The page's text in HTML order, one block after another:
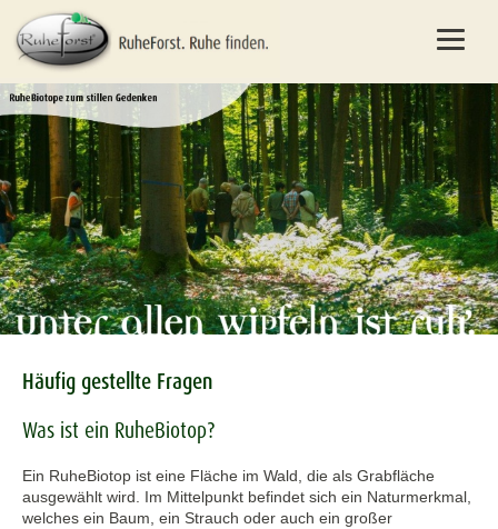
Häufig gestellte Fragen
Was ist ein RuheBiotop?
Ein RuheBiotop ist eine Fläche im Wald, die als Grabfläche
ausgewählt wird. Im Mittelpunkt befindet sich ein Naturmerkmal,
welches ein Baum, ein Strauch oder auch ein großer